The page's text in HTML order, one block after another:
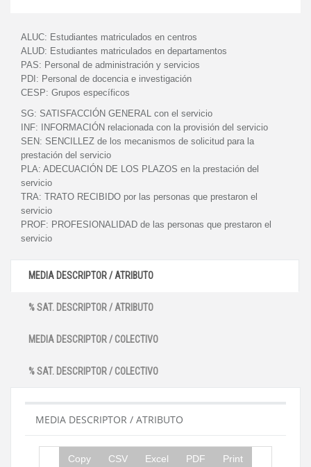
ALUC: Estudiantes matriculados en centros
ALUD: Estudiantes matriculados en departamentos
PAS: Personal de administración y servicios
PDI: Personal de docencia e investigación
CESP: Grupos específicos
SG: SATISFACCIÓN GENERAL con el servicio
INF:
INFORMACIÓN relacionada con la provisión del servicio
SEN: SENCILLEZ de los mecanismos de solicitud para la
prestación del servicio
PLA: ADECUACIÓN DE LOS PLAZOS en la prestación del
servicio
TRA: TRATO RECIBIDO por las personas que prestaron el
servicio
PROF: PROFESIONALIDAD de las personas que prestaron el
servicio
MEDIA DESCRIPTOR / ATRIBUTO
% SAT. DESCRIPTOR / ATRIBUTO
MEDIA DESCRIPTOR / COLECTIVO
% SAT. DESCRIPTOR / COLECTIVO
MEDIA DESCRIPTOR / ATRIBUTO
Copy CSV Excel PDF Print